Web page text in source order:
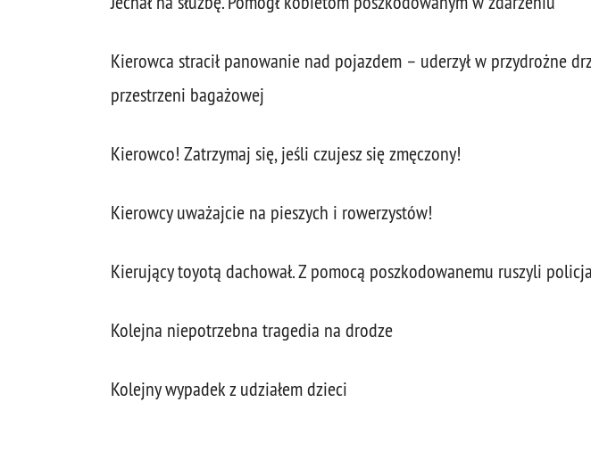
Kierowca stracił panowanie nad pojazdem – uderzył w przydrożne
przestrzeni bagażowej
Kierowco! Zatrzymaj się, jeśli czujesz się zmęczony!
Kierowcy uważajcie na pieszych i rowerzystów!
Kierujący toyotą dachował. Z pomocą poszkodowanemu ruszyli
Kolejna niepotrzebna tragedia na drodze
Kolejny wypadek z udziałem dzieci